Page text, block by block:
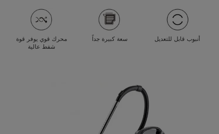
أنبوب قابل للتعديل سعة كبيرة جداً
محرك قوي يوفر قوة
شفط عالية